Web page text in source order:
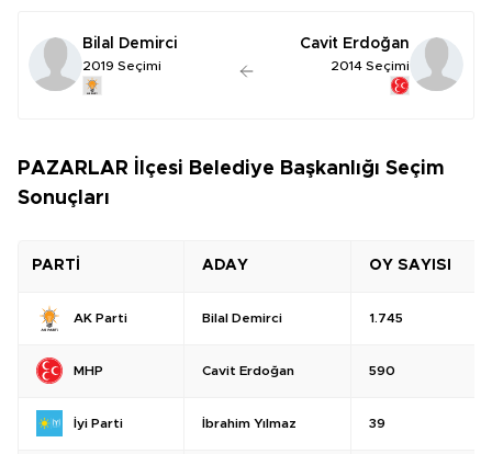
Bilal Demirci
2019 Seçimi
Cavit Erdoğan
2014 Seçimi
PAZARLAR İlçesi Belediye Başkanlığı Seçim
Sonuçları
PARTİ ADAY OY SAYISI
AK Parti Bilal Demirci 1.745
MHP Cavit Erdoğan 590
İyi Parti İbrahim Yılmaz 39